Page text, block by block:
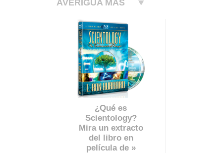
AVERIGUA MÁS
¿Qué es
Scientology?
Mira un extracto
del libro en
película de »